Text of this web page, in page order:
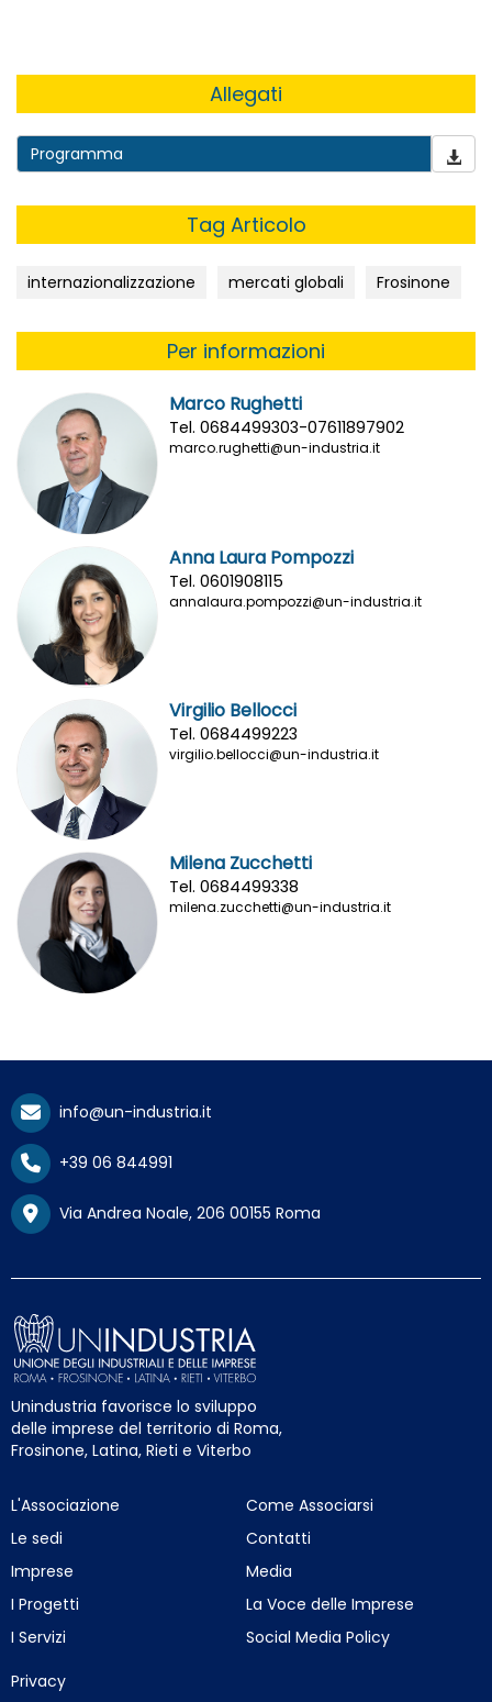
Allegati
Programma
Tag Articolo
internazionalizzazione mercati globali Frosinone
Per informazioni
Marco Rughetti
Tel. 0684499303-07611897902
marco.rughetti@un-industria.it
Anna Laura Pompozzi
Tel. 0601908115
annalaura.pompozzi@un-industria.it
Virgilio Bellocci
Tel. 0684499223
virgilio.bellocci@un-industria.it
Milena Zucchetti
Tel. 0684499338
milena.zucchetti@un-industria.it
info@un-industria.it
+39 06 844991
Via Andrea Noale, 206 00155 Roma
Unindustria favorisce lo sviluppo
delle imprese del territorio di Roma,
Frosinone, Latina, Rieti e Viterbo
L'Associazione
Le sedi
Imprese
I Progetti
I Servizi
Come Associarsi
Contatti
Media
La Voce delle Imprese
Social Media Policy
Privacy